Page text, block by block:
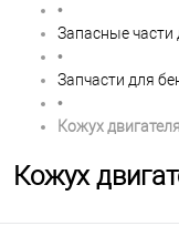
•
Запасные части
•
Запчасти для
•
Кожух
Кожух